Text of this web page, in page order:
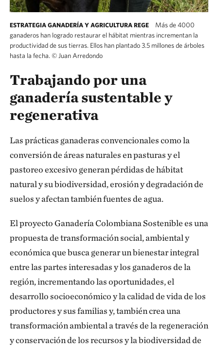
ESTRATEGIA GANADERÍA Y AGRICULTURA REGE
Más de 4000
ganaderos han logrado restaurar el hábitat mientras incrementan la
productividad de sus tierras. Ellos han plantado 3.5 millones de árboles
hasta la fecha. © Juan Arredondo
Trabajando por una
ganadería sustentable y
regenerativa
Las prácticas ganaderas convencionales como la
conversión de áreas naturales en pasturas y el
pastoreo excesivo generan pérdidas de hábitat
natural y su biodiversidad, erosión y degradación de
suelos y afectan también fuentes de agua.
El proyecto Ganadería Colombiana Sostenible es una
propuesta de transformación social, ambiental y
económica que busca generar un bienestar integral
entre las partes interesadas y los ganaderos de la
región, incrementando las oportunidades, el
desarrollo socioeconómico y la calidad de vida de los
productores y sus familias y, también crea una
transformación ambiental a través de la regeneración
y conservación de los recursos y la biodiversidad de